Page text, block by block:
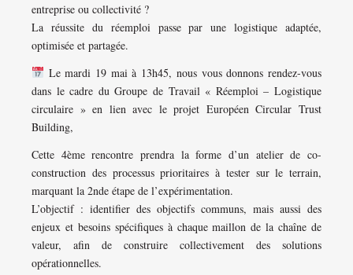
entreprise ou collectivité ?
La réussite du réemploi passe par une logistique adaptée,
optimisée et partagée.
Le mardi 19 mai à 13h45, nous vous donnons rendez-vous
dans le cadre du Groupe de Travail « Réemploi – Logistique
circulaire » en lien avec le projet Européen Circular Trust
Building,
Cette 4ème rencontre prendra la forme d’un atelier de co-
construction des processus prioritaires à tester sur le terrain,
marquant la 2nde étape de l’expérimentation.
L’objectif : identifier des objectifs communs, mais aussi des
enjeux et besoins spécifiques à chaque maillon de la chaîne de
valeur, afin de construire collectivement des solutions
opérationnelles.